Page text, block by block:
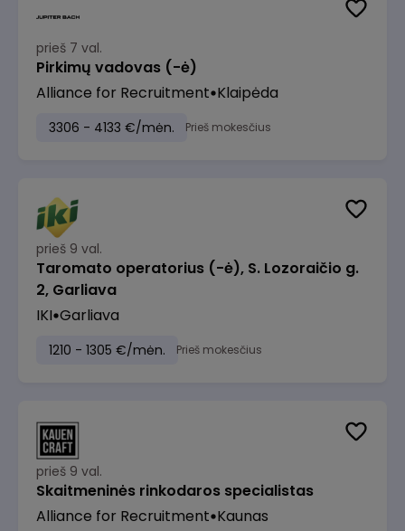
prieš 7 val.
Pirkimų vadovas (-ė)
Alliance for Recruitment Klaipėda
3306 - 4133 €/mėn. Prieš mokesčius
prieš 9 val.
Taromato operatorius (-ė), S. Lozoraičio g.
2, Garliava
IKI Garliava
1210 - 1305 €/mėn. Prieš mokesčius
prieš 9 val.
Skaitmeninės rinkodaros specialistas
Alliance for Recruitment Kaunas